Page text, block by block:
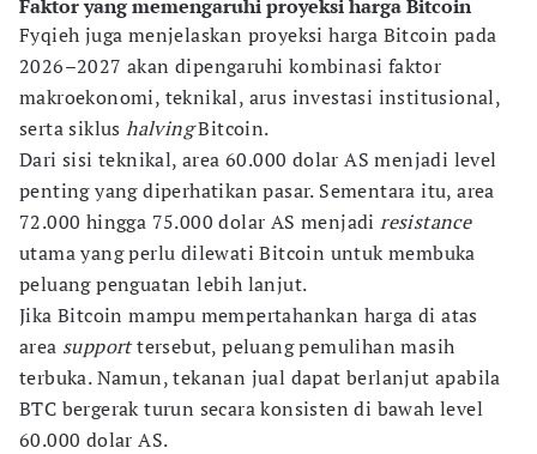
Faktor yang memengaruhi proyeksi harga Bitcoin
Fyqieh juga menjelaskan proyeksi harga Bitcoin pada
2026–2027 akan dipengaruhi kombinasi faktor
makroekonomi, teknikal, arus investasi institusional,
serta siklushalvingBitcoin.
Dari sisi teknikal, area 60.000 dolar AS menjadi level
penting yang diperhatikan pasar. Sementara itu, area
72.000 hingga 75.000 dolar AS menjadiresistance
utama yang perlu dilewati Bitcoin untuk membuka
peluang penguatan lebih lanjut.
Jika Bitcoin mampu mempertahankan harga di atas
area supporttersebut, peluang pemulihan masih
terbuka. Namun, tekanan jual dapat berlanjut apabila
BTC bergerak turun secara konsisten di bawah level
60.000 dolar AS.